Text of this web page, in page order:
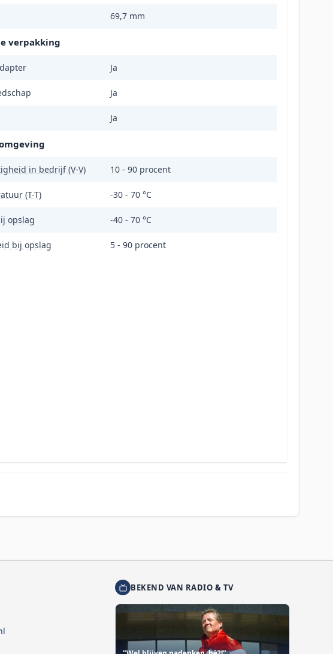
69,7 mm
verpakking
Ja
Ja
Ja
in bedrijf (V-V) 10 - 90 procent
(T-T) -30 - 70 °C
opslag -40 - 70 °C
bij opslag 5 - 90 procent
BEKEND VAN RADIO & TV